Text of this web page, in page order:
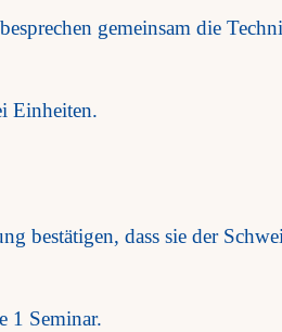
gemeinsam die
Einheiten.
bestätigen, dass sie der
1 Seminar.